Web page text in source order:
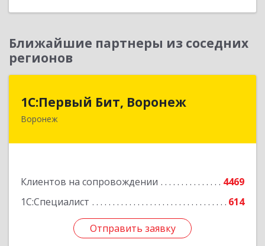
Ближайшие партнеры из соседних
регионов
1С:Первый Бит, Воронеж
Воронеж
Клиентов на сопровождении
4469
1С:Специалист
614
Отправить заявку
1С:Первый Бит, Воронеж
394006, Воронежская обл, Воронеж г, 20-летия
Отправить заявку